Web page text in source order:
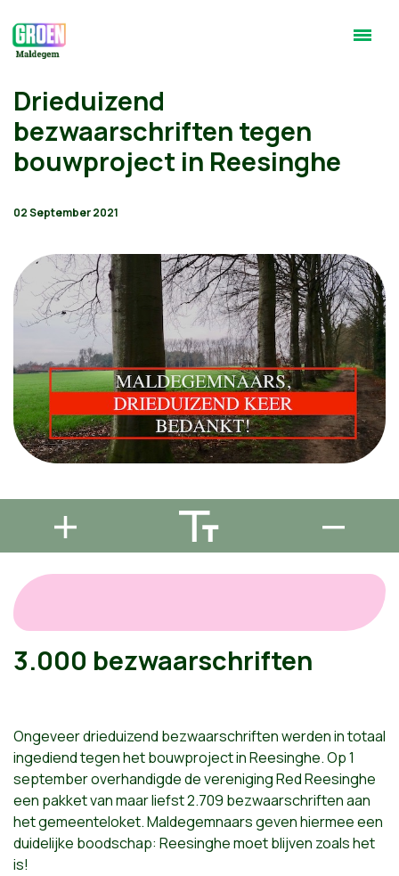
Drieduizend
bezwaarschriften tegen
bouwproject in Reesinghe
02 September 2021
3.000 bezwaarschriften
Ongeveer drieduizend bezwaarschriften werden in totaal
ingediend tegen het bouwproject in Reesinghe. Op 1
september overhandigde de vereniging Red Reesinghe
een pakket van maar liefst 2.709 bezwaarschriften aan
het gemeenteloket. Maldegemnaars geven hiermee een
duidelijke boodschap: Reesinghe moet blijven zoals het
is!